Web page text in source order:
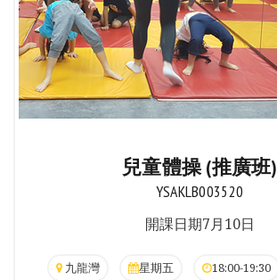
兒童體操 (推廣班)
YSAKLB003520
開課日期7月10日
九龍灣 星期五 18:00-19:30